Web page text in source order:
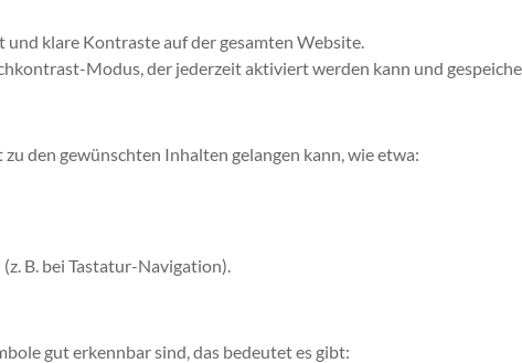
klare Kontraste auf der gesamten Website.
Modus, der jederzeit aktiviert werden kann und
den gewünschten Inhalten gelangen kann, wie etwa:
B. bei Tastatur-Navigation).
gut erkennbar sind, das bedeutet es gibt: